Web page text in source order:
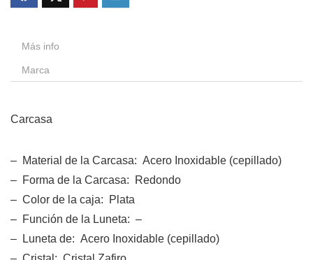
Más info
Marca
Carcasa
– Material de la Carcasa: Acero Inoxidable (cepillado)
– Forma de la Carcasa: Redondo
– Color de la caja: Plata
– Función de la Luneta: –
– Luneta de: Acero Inoxidable (cepillado)